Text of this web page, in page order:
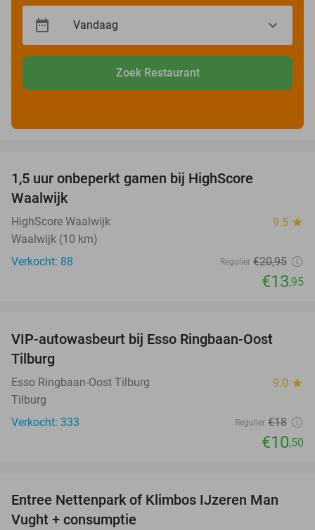
Zoek Restaurant
1,5 uur onbeperkt gamen bij HighScore
Waalwijk
HighScore Waalwijk 9.5 star
Waalwijk (10 km)
Verkocht: 88
Regulier €20,95
€13,95
42%
VIP-autowasbeurt bij Esso Ringbaan-Oost
Tilburg
Esso Ringbaan-Oost Tilburg 9.0 star
Tilburg
Verkocht: 333
Regulier €18
€10,50
29%
Entree Nettenpark of Klimbos IJzeren Man
Vught + consumptie